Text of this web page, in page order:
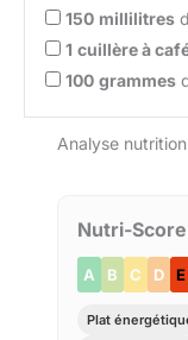
150 millilitres
1 cuillère à
100 grammes
Analyse
Nutri-Score
A B C D E
Plat